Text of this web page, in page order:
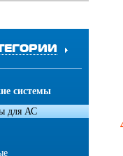
системы
для АС